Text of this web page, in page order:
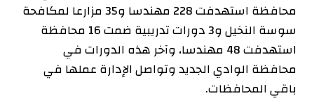
محافظة استهدفت 228 مهندسا و35 مزارعا لمكافحة
سوسة النخيل و3 دورات تدريبية ضمت 16 محافظة
استهدفت 48 مهندسا، وآخر هذه الدورات في
محافظة الوادي الجديد وتواصل الإدارة عملها في
باقي المحافظات.